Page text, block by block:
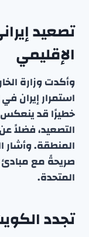
تصعيد
الإقليمي
وأكدت وزارة
استمرار إيران
خطيرًا قد
التصعيد، فضلاً
المنطقة. وأشار
صريحةً مع مبادئ
المتحدة.
تجدد